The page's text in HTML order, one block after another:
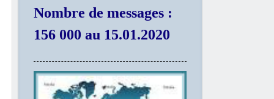
Nombre de messages :
156 000 au 15.01.2020